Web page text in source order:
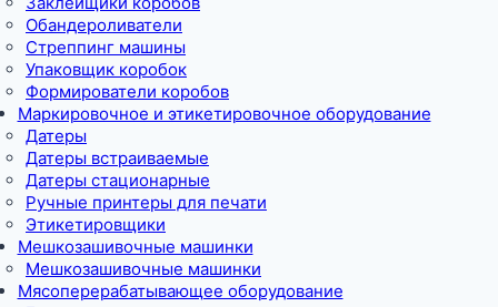
Обандероливатели
Стреппинг машины
Упаковщик коробок
Формирователи коробов
Маркировочное и этикетировочное оборудование
Датеры
Датеры встраиваемые
Датеры стационарные
Ручные принтеры для печати
Этикетировщики
Мешкозашивочные машинки
Мешкозашивочные машинки
Мясоперерабатывающее оборудование